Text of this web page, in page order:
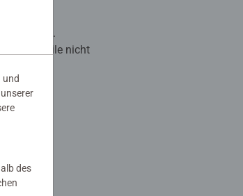
Transport.
Puzzleteile nicht
mit den
sich
und
des